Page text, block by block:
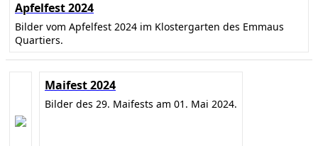
Apfelfest 2024
Bilder vom Apfelfest 2024 im Klostergarten des Emmaus
Quartiers.
Maifest 2024
Bilder des 29. Maifests am 01. Mai 2024.